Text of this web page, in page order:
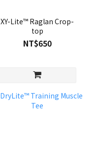
XY-Lite™ Raglan Crop-
top
NT$650